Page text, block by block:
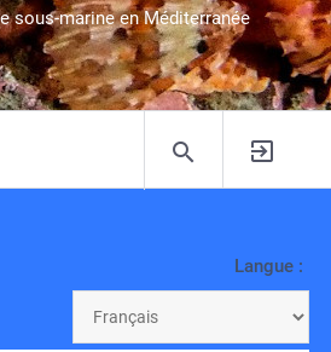
sous-marine en Méditerranée
Langue :